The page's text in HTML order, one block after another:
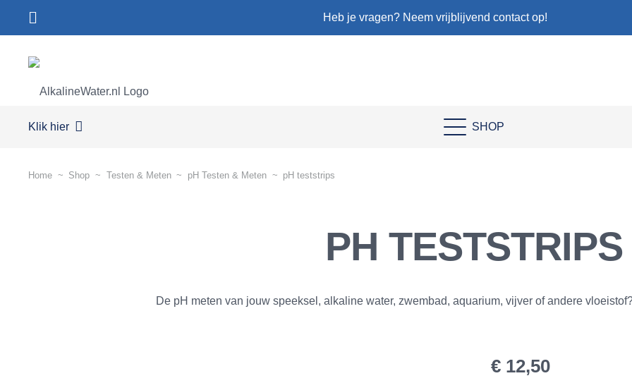
Heb je vragen? Neem vrijblijvend contact op!
Klik hier SHOP
Home ~ Shop ~ Testen & Meten ~ pH Testen & Meten ~ pH teststrips
PH TESTSTRIPS
De pH meten van jouw speeksel, alkaline water, zwembad, aquarium, vijver of andere
€ 12,50